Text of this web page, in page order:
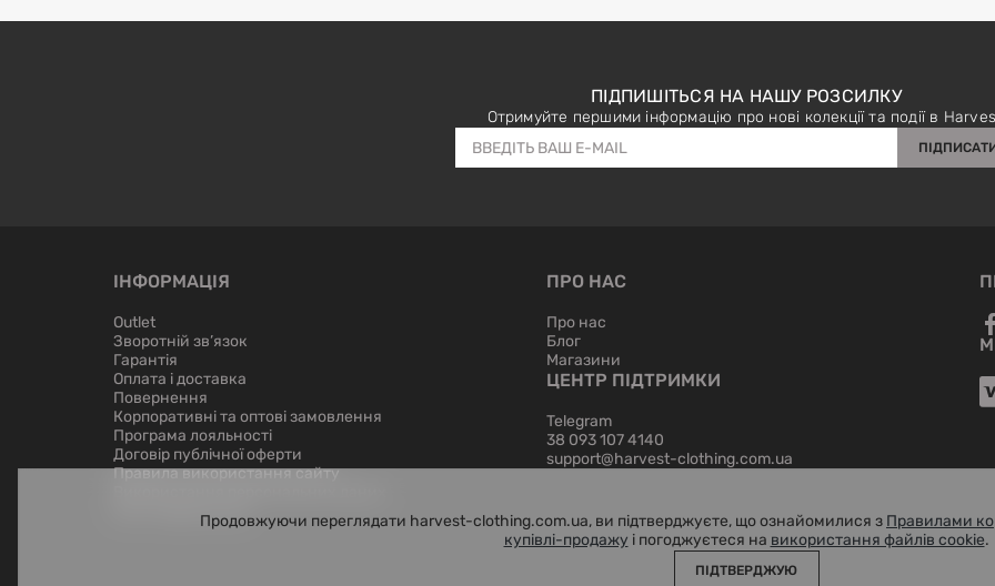
ПІДПИШІТЬСЯ НА НАШУ РОЗСИЛКУ
Отримуйте першими інформацію про нові колекції та події в
ІНФОРМАЦІЯ
Outlet
Зворотній зв’язок
Гарантія
Оплата і доставка
Повернення
Корпоративні та оптові замовлення
Програма лояльності
Договір публічної оферти
Правила використання сайту
Лист керівництву
ПРО НАС
Про нас
Блог
Магазини
ЦЕНТР ПІДТРИМКИ
Telegram
38 093 107 4140
support@harvest-clothing.com.ua
Продовжуючи переглядати harvest-clothing.com.ua, ви підтверджуєте, що ознайомилися зПравилами
купівлі-продажуі погоджуєтеся навикористання файлів cookie.
ПІДТВЕРДЖУЮ